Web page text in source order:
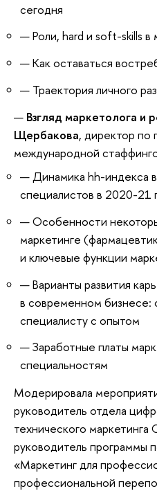
сегодня
Роли, hard и soft-skills в
Как оставаться
Траектория личного
Взгляд маркетолога и
Щербакова, директор по
международной
Динамика hh-индекса
специалистов в 2020-21
Особенности
маркетинге
и ключевые функции
Варианты развития
в современном бизнесе:
специалисту с опытом
Заработные платы
специальностям
Модерировала
руководитель отдела
технического
руководитель программы
«Маркетинг для
профессиональной